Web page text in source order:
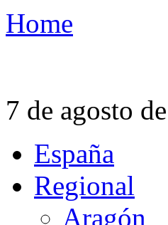
Home
7 de agosto
España
Regional
Aragón